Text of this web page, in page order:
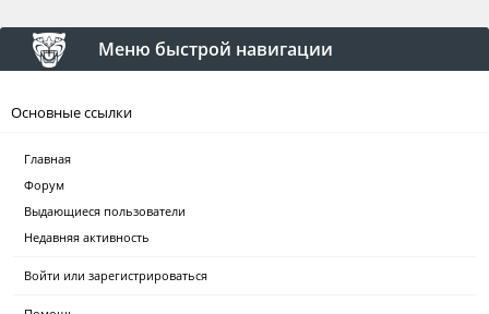
Меню быстрой навигации
Основные ссылки
Главная
Форум
Выдающиеся пользователи
Недавняя активность
Войти или зарегистрироваться